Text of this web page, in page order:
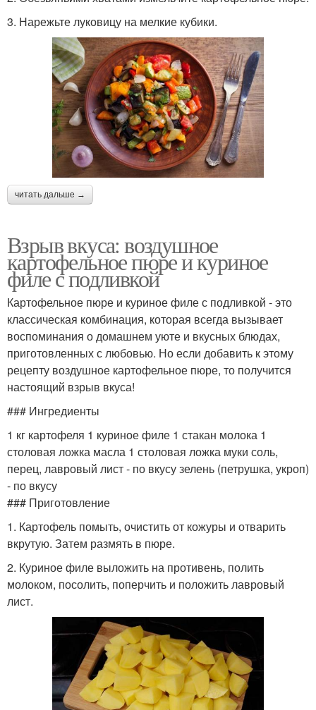
3. Нарежьте луковицу на мелкие кубики.
читать дальше →
Взрыв вкуса: воздушное
картофельное пюре и куриное
филе с подливкой
Картофельное пюре и куриное филе с подливкой - это
классическая комбинация, которая всегда вызывает
воспоминания о домашнем уюте и вкусных блюдах,
приготовленных с любовью. Но если добавить к этому
рецепту воздушное картофельное пюре, то получится
настоящий взрыв вкуса!
### Ингредиенты
1 кг картофеля 1 куриное филе 1 стакан молока 1
столовая ложка масла 1 столовая ложка муки соль,
перец, лавровый лист - по вкусу зелень (петрушка, укроп)
- по вкусу
### Приготовление
1. Картофель помыть, очистить от кожуры и отварить
вкрутую. Затем размять в пюре.
2. Куриное филе выложить на противень, полить
молоком, посолить, поперчить и положить лавровый
лист.